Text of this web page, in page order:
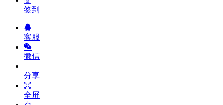
签到
客服
微信
分享
全屏